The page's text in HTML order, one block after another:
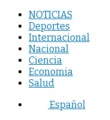
NOTICIAS
Deportes
Internacional
Nacional
Ciencia
Economia
Salud
Español